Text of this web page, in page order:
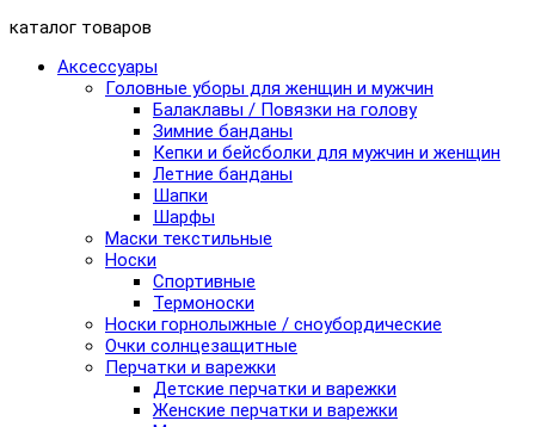
каталог товаров
Аксессуары
Головные уборы для женщин и мужчин
Балаклавы / Повязки на голову
Зимние банданы
Кепки и бейсболки для мужчин и женщин
Летние банданы
Шапки
Шарфы
Маски текстильные
Носки
Спортивные
Термоноски
Носки горнолыжные / сноубордические
Очки солнцезащитные
Перчатки и варежки
Детские перчатки и варежки
Женские перчатки и варежки